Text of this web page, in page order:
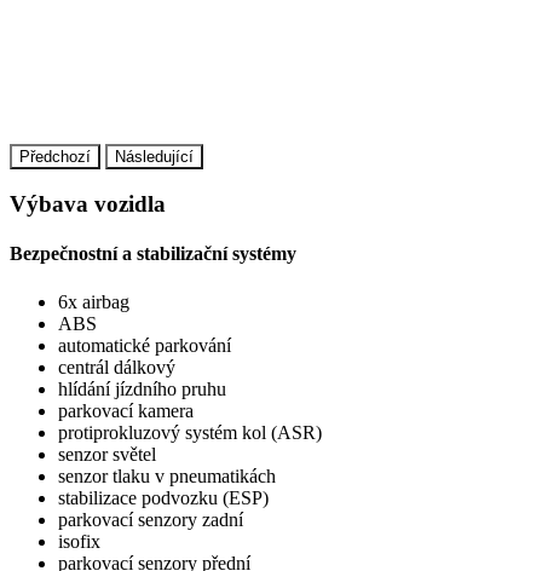
Předchozí Následující
Výbava vozidla
Bezpečnostní a stabilizační systémy
6x airbag
ABS
automatické parkování
centrál dálkový
hlídání jízdního pruhu
parkovací kamera
protiprokluzový systém kol (ASR)
senzor světel
senzor tlaku v pneumatikách
stabilizace podvozku (ESP)
parkovací senzory zadní
isofix
parkovací senzory přední